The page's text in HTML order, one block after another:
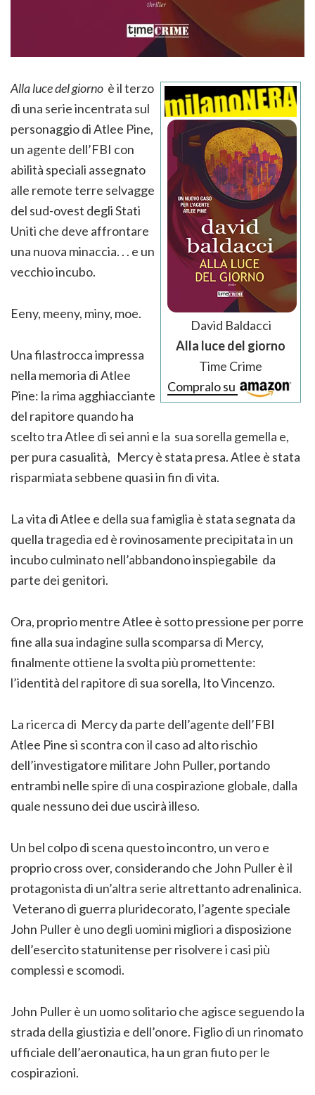
David Baldacci
Alla luce del giorno
Time Crime
Compralo su
Alla luce del giorno è il terzo
di una serie incentrata sul
personaggio di Atlee Pine,
un agente dell’FBI con
abilità speciali assegnato
alle remote terre selvagge
del sud-ovest degli Stati
Uniti che deve affrontare
una nuova minaccia. . . e un
vecchio incubo.
Eeny, meeny, miny, moe.
Una filastrocca impressa
nella memoria di Atlee
Pine: la rima agghiacciante
del rapitore quando ha
scelto tra Atlee di sei anni e la sua sorella gemella e,
per pura casualità, Mercy è stata presa. Atlee è stata
risparmiata sebbene quasi in fin di vita.
La vita di Atlee e della sua famiglia è stata segnata da
quella tragedia ed è rovinosamente precipitata in un
incubo culminato nell’abbandono inspiegabile da
parte dei genitori.
Ora, proprio mentre Atlee è sotto pressione per porre
fine alla sua indagine sulla scomparsa di Mercy,
finalmente ottiene la svolta più promettente:
l’identità del rapitore di sua sorella, Ito Vincenzo.
La ricerca di Mercy da parte dell’agente dell’FBI
Atlee Pine si scontra con il caso ad alto rischio
dell’investigatore militare John Puller, portando
entrambi nelle spire di una cospirazione globale, dalla
quale nessuno dei due uscirà illeso.
Un bel colpo di scena questo incontro, un vero e
proprio cross over, considerando che John Puller è il
protagonista di un’altra serie altrettanto adrenalinica.
Veterano di guerra pluridecorato, l’agente speciale
John Puller è uno degli uomini migliori a disposizione
dell’esercito statunitense per risolvere i casi più
complessi e scomodi.
John Puller è un uomo solitario che agisce seguendo la
strada della giustizia e dell’onore. Figlio di un rinomato
ufficiale dell’aeronautica, ha un gran fiuto per le
cospirazioni.